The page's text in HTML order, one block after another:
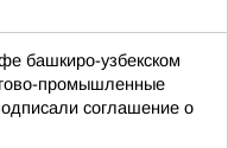
башкиро-узбекском
промышленные
соглашение о